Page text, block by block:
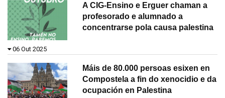
A CIG-Ensino e Erguer chaman a
profesorado e alumnado a
concentrarse pola causa palestina
06 Out 2025
Máis de 80.000 persoas esixen en
Compostela a fin do xenocidio e da
ocupación en Palestina